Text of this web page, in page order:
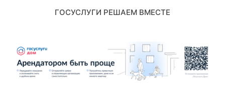
ГОСУСЛУГИ РЕШАЕМ ВМЕСТЕ